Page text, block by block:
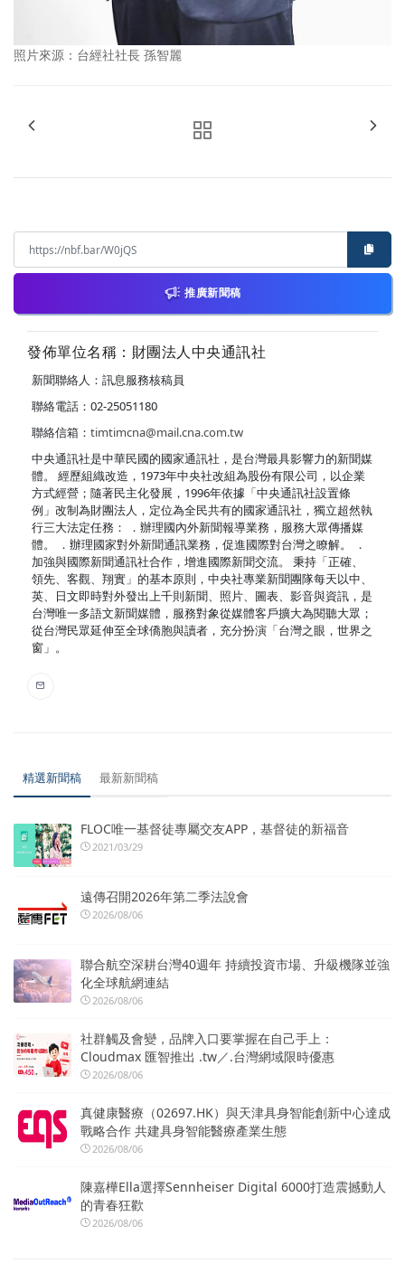
照片來源：台經社社長 孫智麗
推廣新聞稿
發佈單位名稱：財團法人中央通訊社
新聞聯絡人：訊息服務核稿員
聯絡電話：02-25051180
聯絡信箱： timtimcna@mail.cna.com.tw
中央通訊社是中華民國的國家通訊社，是台灣最具影響力的新聞媒
體。 經歷組織改造，1973年中央社改組為股份有限公司，以企業
方式經營；隨著民主化發展，1996年依據「中央通訊社設置條
例」改制為財團法人，定位為全民共有的國家通訊社，獨立超然執
行三大法定任務： ．辦理國內外新聞報導業務，服務大眾傳播媒
體。 ．辦理國家對外新聞通訊業務，促進國際對台灣之瞭解。 ．
加強與國際新聞通訊社合作，增進國際新聞交流。 秉持「正確、
領先、客觀、翔實」的基本原則，中央社專業新聞團隊每天以中、
英、日文即時對外發出上千則新聞、照片、圖表、影音與資訊，是
台灣唯一多語文新聞媒體，服務對象從媒體客戶擴大為閱聽大眾；
從台灣民眾延伸至全球僑胞與讀者，充分扮演「台灣之眼，世界之
窗」。
精選新聞稿 最新新聞稿
FLOC唯一基督徒專屬交友APP，基督徒的新福音
2021/03/29
遠傳召開2026年第二季法說會
2026/08/06
聯合航空深耕台灣40週年 持續投資市場、升級機隊並強
化全球航網連結
2026/08/06
社群觸及會變，品牌入口要掌握在自己手上：
Cloudmax 匯智推出 .tw／.台灣網域限時優惠
2026/08/06
真健康醫療（02697.HK）與天津具身智能創新中心達成
戰略合作 共建具身智能醫療產業生態
2026/08/06
陳嘉樺Ella選擇Sennheiser Digital 6000打造震撼動人
的青春狂歡
2026/08/06